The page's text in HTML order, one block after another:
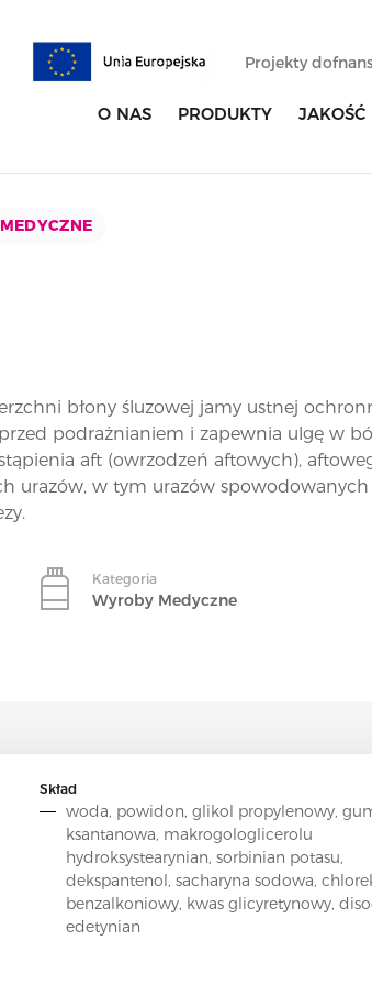
Projekty
O NAS PRODUKTY JAKOŚĆ
błony śluzowej jamy ustnej
podrażnianiem i zapewnia ulgę w
aft (owrzodzeń aftowych),
urazów, w tym urazów spowodowanych
Kategoria
Wyroby Medyczne
Skład
woda, powidon, glikol propylenowy,
ksantanowa, makrogologlicerolu
hydroksystearynian, sorbinian potasu,
dekspantenol, sacharyna sodowa,
benzalkoniowy, kwas glicyretynowy,
edetynian